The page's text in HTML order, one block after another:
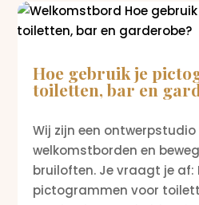
Hoe gebruik je
toiletten, bar en
Wij zijn een ontwerpstudio
welkomstborden en
bruiloften. Je vraagt je af:
pictogrammen voor